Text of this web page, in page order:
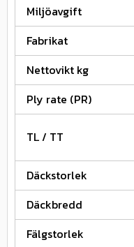
Miljöavgift
Fabrikat
Nettovikt kg
Ply rate (PR)
TL / TT
Däckstorlek
Däckbredd
Fälgstorlek